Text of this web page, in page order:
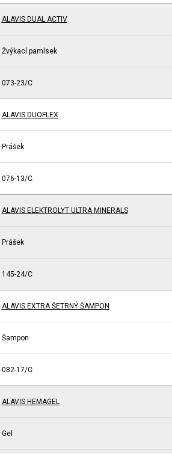
ALAVIS DUAL ACTIV
Žvýkací pamlsek
073-23/C
ALAVIS DUOFLEX
Prášek
076-13/C
ALAVIS ELEKTROLYT ULTRA MINERALS
Prášek
145-24/C
ALAVIS EXTRA ŠETRNÝ ŠAMPON
Šampon
082-17/C
ALAVIS HEMAGEL
Gel